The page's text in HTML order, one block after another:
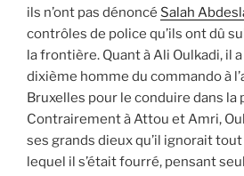
ils n’ont pas dénoncé Salah
contrôles de police qu’ils ont dû
la frontière. Quant à Ali Oulkadi, il
dixième homme du commando à
Bruxelles pour le conduire dans la
Contrairement à Attou et Amri,
ses grands dieux qu’il ignorait
lequel il s’était fourré, pensant